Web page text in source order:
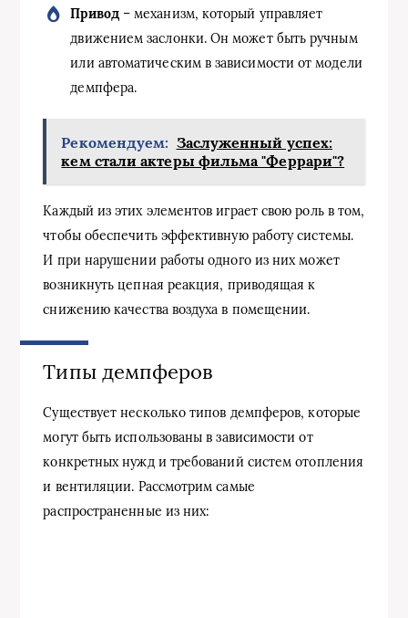
Привод– механизм, который управляет
движением заслонки. Он может быть ручным
или автоматическим в зависимости от модели
демпфера.
Рекомендуем: Заслуженный успех:
кем стали актеры фильма "Феррари"?
Каждый из этих элементов играет свою роль в том,
чтобы обеспечить эффективную работу системы.
И при нарушении работы одного из них может
возникнуть цепная реакция, приводящая к
снижению качества воздуха в помещении.
Типы демпферов
Существует несколько типов демпферов, которые
могут быть использованы в зависимости от
конкретных нужд и требований систем отопления
и вентиляции. Рассмотрим самые
распространенные из них: